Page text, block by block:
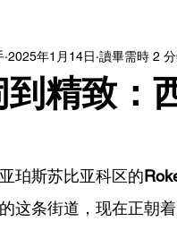
精致：
2025年1月14日 讀畢需時 2
珀斯苏比亚科区的
这条街道，现在正朝